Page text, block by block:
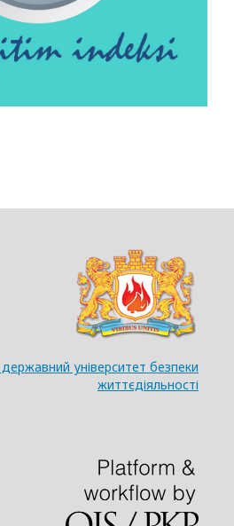
державний університет безпеки
життєдіяльності